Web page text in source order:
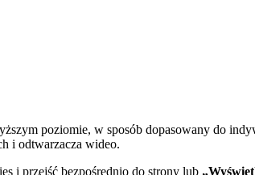
poziomie, w sposób dopasowany do
i odtwarzacza wideo.
i przejść bezpośrednio do strony lub